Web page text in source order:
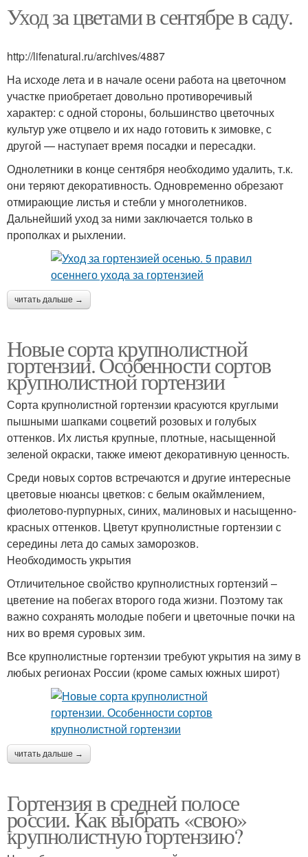
Уход за цветами в сентябре в саду.
http://lifenatural.ru/archives/4887
На исходе лета и в начале осени работа на цветочном
участке приобретает довольно противоречивый
характер: с одной стороны, большинство цветочных
культур уже отцвело и их надо готовить к зимовке, с
другой — наступает время посадки и пересадки.
Однолетники в конце сентября необходимо удалить, т.к.
они теряют декоративность. Одновременно обрезают
отмирающие листья и стебли у многолетников.
Дальнейший уход за ними заключается только в
прополках и рыхлении.
читать дальше →
Новые сорта крупнолистной
гортензии. Особенности сортов
крупнолистной гортензии
Сорта крупнолистной гортензии красуются круглыми
пышными шапками соцветий розовых и голубых
оттенков. Их листья крупные, плотные, насыщенной
зеленой окраски, также имеют декоративную ценность.
Среди новых сортов встречаются и другие интересные
цветовые нюансы цветков: с белым окаймлением,
фиолетово-пурпурных, синих, малиновых и насыщенно-
красных оттенков. Цветут крупнолистные гортензии с
середины лета до самых заморозков.
Необходимость укрытия
Отличительное свойство крупнолистных гортензий –
цветение на побегах второго года жизни. Поэтому так
важно сохранять молодые побеги и цветочные почки на
них во время суровых зим.
Все крупнолистные гортензии требуют укрытия на зиму в
любых регионах России (кроме самых южных широт)
читать дальше →
Гортензия в средней полосе
россии. Как выбрать «свою»
крупнолистную гортензию?